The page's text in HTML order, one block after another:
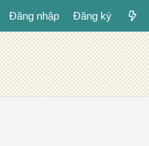
Đăng nhập Đăng ký